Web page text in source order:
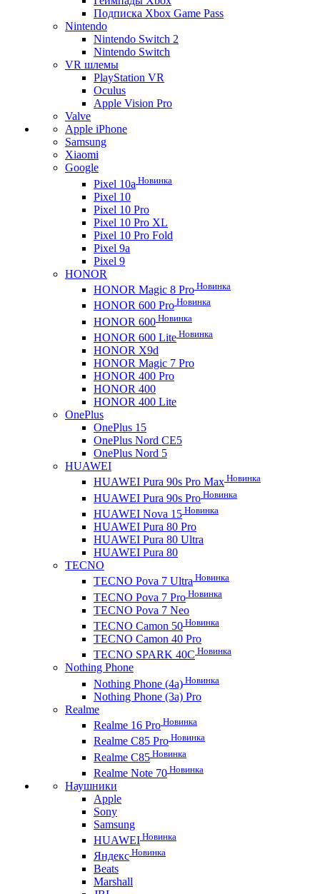
Подписка Xbox Game Pass
Nintendo
Nintendo Switch 2
Nintendo Switch
VR шлемы
PlayStation VR
Oculus
Apple Vision Pro
Valve
Apple iPhone
Samsung
Xiaomi
Google
Pixel 10a Новинка
Pixel 10
Pixel 10 Pro
Pixel 10 Pro XL
Pixel 10 Pro Fold
Pixel 9a
Pixel 9
HONOR
HONOR Magic 8 Pro Новинка
HONOR 600 Pro Новинка
HONOR 600 Новинка
HONOR 600 Lite Новинка
HONOR X9d
HONOR Magic 7 Pro
HONOR 400 Pro
HONOR 400
HONOR 400 Lite
OnePlus
OnePlus 15
OnePlus Nord CE5
OnePlus Nord 5
HUAWEI
HUAWEI Pura 90s Pro Max Новинка
HUAWEI Pura 90s Pro Новинка
HUAWEI Nova 15 Новинка
HUAWEI Pura 80 Pro
HUAWEI Pura 80 Ultra
HUAWEI Pura 80
TECNO
TECNO Pova 7 Ultra Новинка
TECNO Pova 7 Pro Новинка
TECNO Pova 7 Neo
TECNO Camon 50 Новинка
TECNO Camon 40 Pro
TECNO SPARK 40C Новинка
Nothing Phone
Nothing Phone (4a) Новинка
Nothing Phone (3a) Pro
Realme
Realme 16 Pro Новинка
Realme C85 Pro Новинка
Realme C85 Новинка
Realme Note 70 Новинка
Наушники
Apple
Sony
Samsung
HUAWEI Новинка
Яндекс Новинка
Beats
Marshall